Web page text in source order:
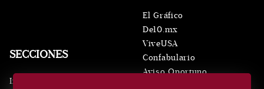
SECCIONES
Inicio
El Gráfico
De10.mx
ViveUSA
Confabulario
Aviso Oportuno